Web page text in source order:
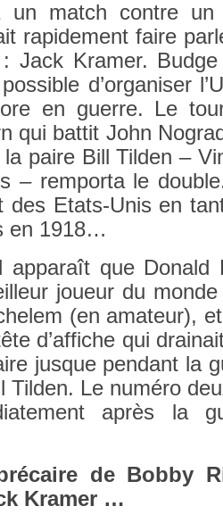
un match con­tre
rapide­ment faire
Jack Kram­er. Budge
d’or­ganis­er
en guer­re. Le
qui bat­tit John
paire Bill Tild­en –
– re­mpor­ta le
des Etats-Unis en
en 1918…
ap­paraît que
joueur du
(en amateur),
d’af­fiche qui
jus­que pen­dant la
Tild­en. Le numéro
après la
de Bobby
Kram­er …